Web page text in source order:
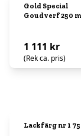
Gold Special
Goudverf 250
1 111 kr
(Rek ca. pris)
Lackfärg nr 1